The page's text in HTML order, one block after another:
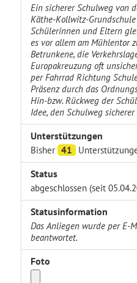
Ein sicherer Schulweg von
Käthe-Kollwitz-
Schülerinnen und Eltern
es vor allem am Mühlentor
Betrunkene, die
Europakreuzung oft
per Fahrrad Richtung
Präsenz durch das
Hin-bzw. Rückweg der
Idee, den Schulweg
Unterstützungen
Bisher 41
Status
abgeschlossen (seit
Statusinformation
Das Anliegen wurde per E-
beantwortet.
Foto